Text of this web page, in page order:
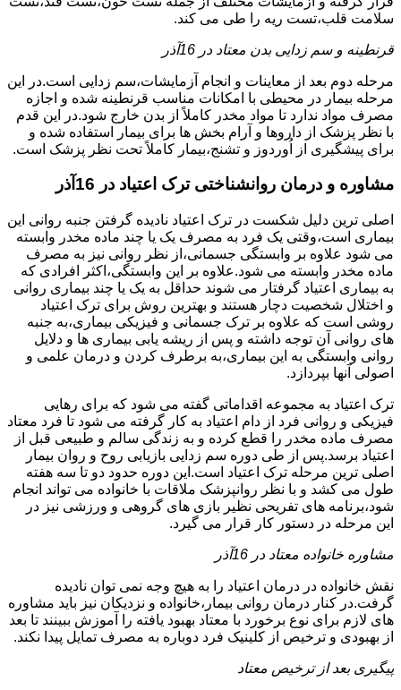
سلامت قلب،تست ریه را طی می کند.
قرنطینه و سم زدایی بدن معتاد در 16آذر
مرحله دوم بعد از معاینات و انجام آزمایشات،سم زدایی است.در این
مرحله بیمار در محیطی با امکانات مناسب قرنطینه شده و اجازه
مصرف مواد ندارد تا مواد مخدر کاملاً از بدن خارج شود.در این قدم
با نظر پزشک از داروها و آرام بخش ها برای بیمار استفاده شده و
برای پیشگیری از اُوردوز و تشنج،بیمار کاملاً تحت نظر پزشک است.
مشاوره و درمان روانشناختی ترک اعتیاد در 16آذر
اصلی ترین دلیل شکست در ترک اعتیاد نادیده گرفتن جنبه روانی این
بیماری است،وقتی یک فرد به مصرف یک یا چند ماده مخدر وابسته
می شود علاوه بر وابستگی جسمانی،از نظر روانی نیز به مصرف
ماده مخدر وابسته می شود.علاوه بر این وابستگی،اکثر افرادی که
به بیماری اعتیاد گرفتار می شوند حداقل به یک یا چند بیماری روانی
و اختلال شخصیت دچار هستند و بهترین روش برای ترک اعتیاد
روشی است که علاوه بر ترک جسمانی و فیزیکی بیماری،به جنبه
های روانی آن توجه داشته و پس از ریشه یابی بیماری ها و دلایل
روانی وابستگی به این بیماری،به برطرف کردن و درمان علمی و
اصولی آنها بپردازد.
ترک اعتیاد به مجموعه اقداماتی گفته می شود که برای رهایی
فیزیکی و روانی فرد از دام اعتیاد به کار گرفته می شود تا فرد معتاد
مصرف ماده مخدر را قطع کرده و به زندگی سالم و طبیعی قبل از
اعتیاد برسد.پس از طی دوره سم زدایی بازیابی روح و روان بیمار
اصلی ترین مرحله ترک اعتیاد است.این دوره حدود دو تا سه هفته
طول می کشد و با نظر روانپزشک ملاقات با خانواده می تواند انجام
شود،برنامه های تفریحی نظیر بازی های گروهی و ورزشی نیز در
این مرحله در دستور کار قرار می گیرد.
مشاوره خانواده معتاد در 16آذر
نقش خانواده در درمان اعتیاد را به هیچ وجه نمی توان نادیده
گرفت.در کنار درمان روانی بیمار،خانواده و نزدیکان نیز باید مشاوره
های لازم برای نوع برخورد با معتاد بهبود یافته را آموزش ببینند تا بعد
از بهبودی و ترخیص از کلینیک فرد دوباره به مصرف تمایل پیدا نکند.
پیگیری بعد از ترخیص معتاد